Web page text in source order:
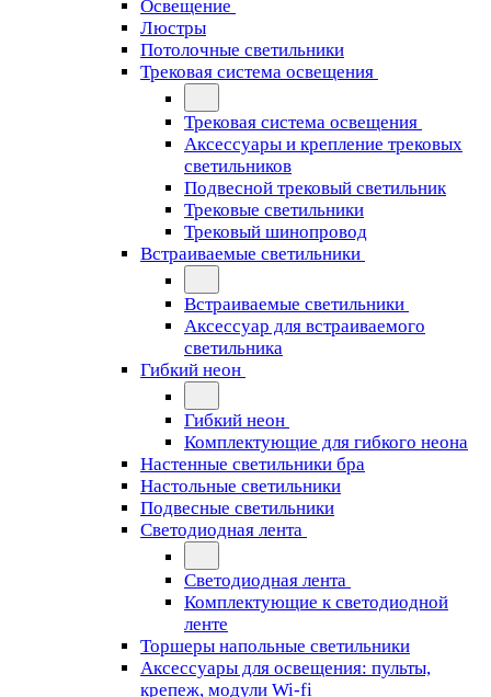
Освещение
Люстры
Потолочные светильники
Трековая система освещения
Трековая система освещения
Аксессуары и крепление трековых
светильников
Подвесной трековый светильник
Трековые светильники
Трековый шинопровод
Встраиваемые светильники
Встраиваемые светильники
Аксессуар для встраиваемого
светильника
Гибкий неон
Гибкий неон
Комплектующие для гибкого неона
Настенные светильники бра
Настольные светильники
Подвесные светильники
Светодиодная лента
Светодиодная лента
Комплектующие к светодиодной
ленте
Торшеры напольные светильники
Аксессуары для освещения: пульты,
крепеж, модули Wi-fi